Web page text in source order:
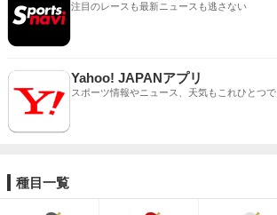
注目のレースも最新ニュースも逃さない
Yahoo! JAPANアプリ
スポーツ情報やニュース、天気もこれひとつで
種目一覧